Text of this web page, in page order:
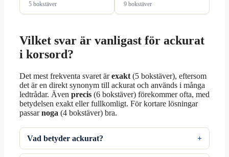
5 bokstäver 9 bokstäver
Vilket svar är vanligast för ackurat
i korsord?
Det mest frekventa svaret ärexakt (5 bokstäver), eftersom
det är en direkt synonym till ackurat och används i många
ledtrådar. Även precis (6 bokstäver) förekommer ofta, med
betydelsen exakt eller fullkomligt. För kortare lösningar
passarnoga (4 bokstäver) bra.
Vad betyder ackurat?